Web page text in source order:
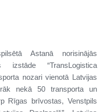
Astanā norisinājās
izstāde “TransLogistica
nozari vienotā Latvijas
nekā 50 transporta un
Rīgas brīvostas, Venstpils